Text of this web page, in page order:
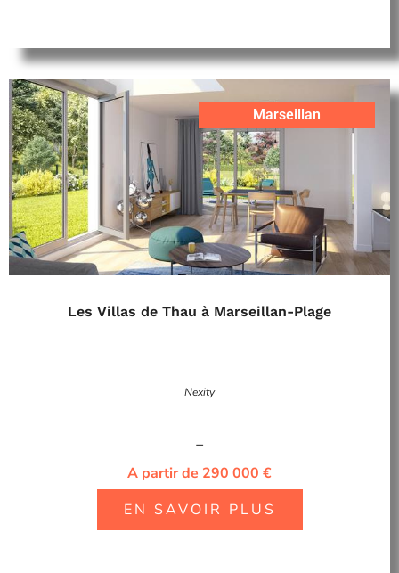
Marseillan
Les Villas de Thau à Marseillan-Plage
Nexity
–
A partir de 290 000 €
EN SAVOIR PLUS